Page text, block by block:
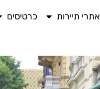
אתרי תיירות כרטיסים